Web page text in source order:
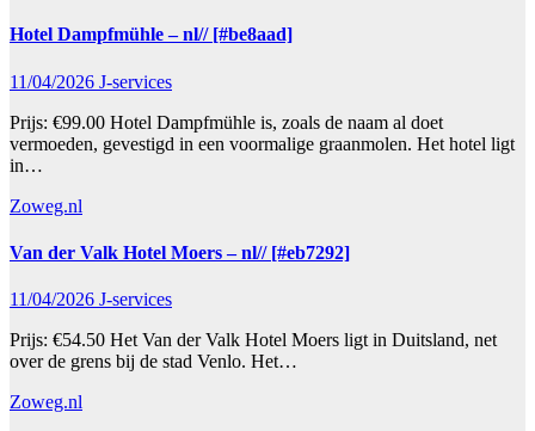
Hotel Dampfmühle – nl// [#be8aad]
11/04/2026 J-services
Prijs: €99.00 Hotel Dampfmühle is, zoals de naam al doet
vermoeden, gevestigd in een voormalige graanmolen. Het hotel ligt
in…
Zoweg.nl
Van der Valk Hotel Moers – nl// [#eb7292]
11/04/2026 J-services
Prijs: €54.50 Het Van der Valk Hotel Moers ligt in Duitsland, net
over de grens bij de stad Venlo. Het…
Zoweg.nl